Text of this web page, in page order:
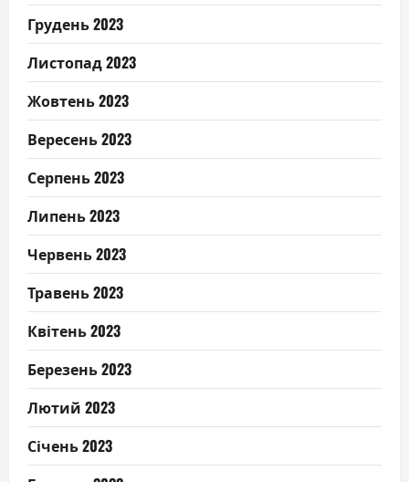
Грудень 2023
Листопад 2023
Жовтень 2023
Вересень 2023
Серпень 2023
Липень 2023
Червень 2023
Травень 2023
Квітень 2023
Березень 2023
Лютий 2023
Січень 2023